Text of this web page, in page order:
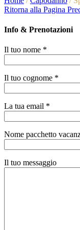
Ritorna alla Pagina
Info & Prenotazioni
Il tuo nome *
Il tuo cognome *
La tua email *
Nome pacchetto
Il tuo messaggio